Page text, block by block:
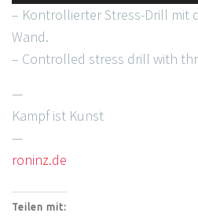
– Kontrollierter Stress-Drill mit
Wand.
– Controlled stress drill with
—
Kampf ist Kunst
—
roninz.de
Teilen mit: